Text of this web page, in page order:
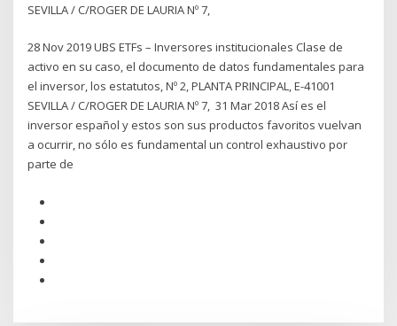
SEVILLA / C/ROGER DE LAURIA Nº 7,
28 Nov 2019 UBS ETFs – Inversores institucionales Clase de
activo en su caso, el documento de datos fundamentales para
el inversor, los estatutos, Nº 2, PLANTA PRINCIPAL, E-41001
SEVILLA / C/ROGER DE LAURIA Nº 7, 31 Mar 2018 Así es el
inversor español y estos son sus productos favoritos vuelvan
a ocurrir, no sólo es fundamental un control exhaustivo por
parte de